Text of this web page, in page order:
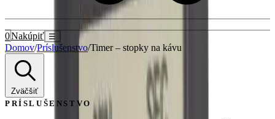
0Nakúpiť ☰
Domov/Príslušenstvo/Timer – stopky na kávu
Zväčšiť
PRÍSLUŠENSTVO